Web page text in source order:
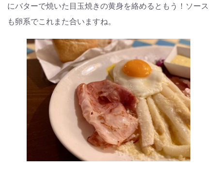
にバターで焼いた目玉焼きの黄身を絡めるともう！ソース
も卵系でこれまた合いますね。